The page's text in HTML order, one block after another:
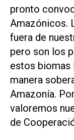
pronto
Amazónicos.
fuera de
pero son los
estos biomas
manera
Amazonía.
valoremos
de